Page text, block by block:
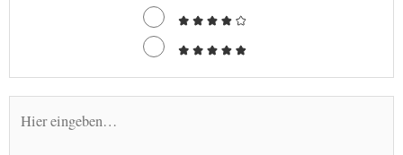
eingeben…